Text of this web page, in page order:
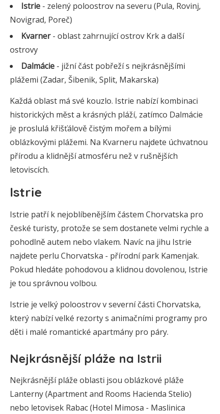
Istrie - zelený poloostrov na severu (Pula, Rovinj,
Novigrad, Poreč)
Kvarner- oblast zahrnující ostrov Krk a další
ostrovy
Dalmácie - jižní část pobřeží s nejkrásnějšími
plážemi (Zadar, Šibenik, Split, Makarska)
Každá oblast má své kouzlo. Istrie nabízí kombinaci
historických měst a krásných pláží, zatímco Dalmácie
je proslulá křišťálově čistým mořem a bílými
oblázkovými plážemi. Na Kvarneru najdete úchvatnou
přírodu a klidnější atmosféru než v rušnějších
letoviscích.
Istrie
Istrie patří k nejoblíbenějším částem Chorvatska pro
české turisty, protože se sem dostanete velmi rychle a
pohodlně autem nebo vlakem. Navíc na jihu Istrie
najdete perlu Chorvatska - přírodní park Kamenjak.
Pokud hledáte pohodovou a klidnou dovolenou, Istrie
je tou správnou volbou.
Istrie je velký poloostrov v severní části Chorvatska,
který nabízí velké rezorty s animačními programy pro
děti i malé romantické apartmány pro páry.
Nejkrásnější pláže na Istrii
Nejkrásnější pláže oblasti jsou oblázkové pláže
Lanterny (Apartment and Rooms Hacienda Stelio)
nebo letovisek Rabac (Hotel Mimosa - Maslinica